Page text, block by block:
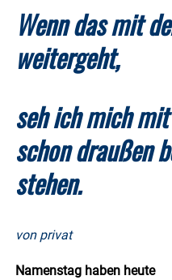
Wenn das mit
weitergeht,
seh ich mich
schon draußen
stehen.
von privat
Namenstag haben heute